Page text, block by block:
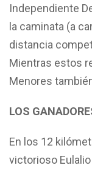
Independiente
la caminata (a
distancia
Mientras estos
Menores
LOS
En los 12
victorioso